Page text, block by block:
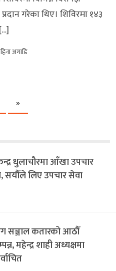
गरेका थिए। शिविरमा १४३
[…]
अगाडि
»
धुलाचौरमा आँखा उपचार
सयौँले लिए उपचार सेवा
सञ्जाल कतारको आठौँ
महेन्द्र शाही अध्यक्षमा